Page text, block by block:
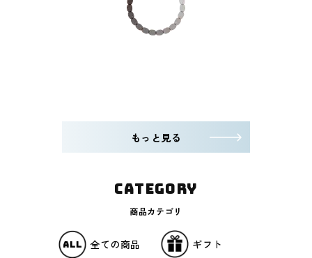
もっと見る
CATEGORY
商品カテゴリ
全ての商品
ギフト